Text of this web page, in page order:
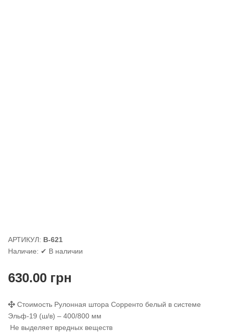
АРТИКУЛ: В-621
Наличие: ✔ В наличии
630.00грн
Стоимость Рулонная штора Сорренто белый в системе
Эльф-19 (ш/в) – 400/800 мм
Не выделяет вредных веществ